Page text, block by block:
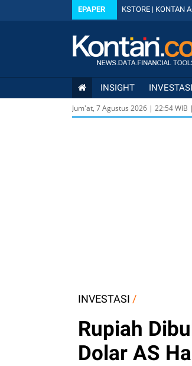
EPAPER KSTORE | KONTAN
INSIGHT INVESTASI
Jum'at, 7 Agustus 2026 | 22:54WIB |
INVESTASI /
Rupiah
Dolar AS